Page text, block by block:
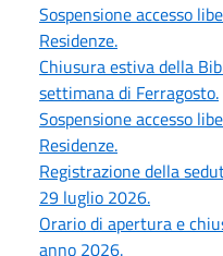
Sospensione accesso
Residenze.
Chiusura estiva della
settimana di Ferragosto.
Sospensione accesso
Residenze.
Registrazione della
29 luglio 2026.
Orario di apertura e
anno 2026.